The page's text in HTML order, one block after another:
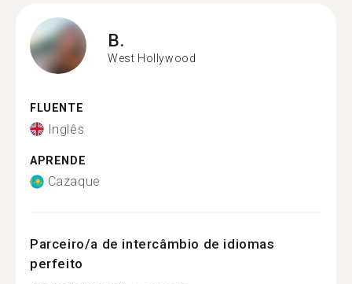
B.
West Hollywood
FLUENTE
Inglês
APRENDE
Cazaque
Parceiro/a de intercâmbio de idiomas
perfeito